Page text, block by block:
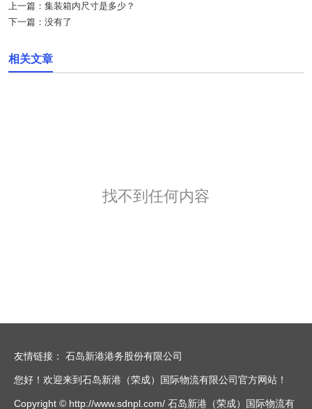
上一篇： 集装箱内尺寸是多少？
下一篇： 没有了
相关文章
找不到任何内容
友情链接： 石岛新港港务股份有限公司
您好！欢迎来到石岛新港（荣成）国际物流有限公司官方网站！
Copyright © http://www.sdnpl.com/ 石岛新港（荣成）国际物流有